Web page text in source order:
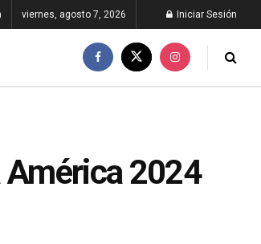
viernes, agosto 7, 2026 Iniciar Sesión
América 2024